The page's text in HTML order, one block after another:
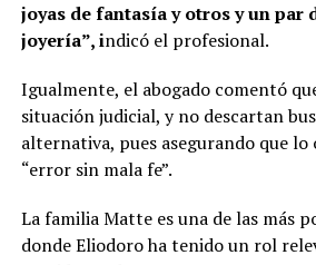
joyas de fantasía y otros y un par
joyería”, indicó el profesional.
Igualmente, el abogado comentó
situación judicial, y no descartan
alternativa, pues asegurando que
“error sin mala fe”.
La familia Matte es una de las más
donde Eliodoro ha tenido un rol